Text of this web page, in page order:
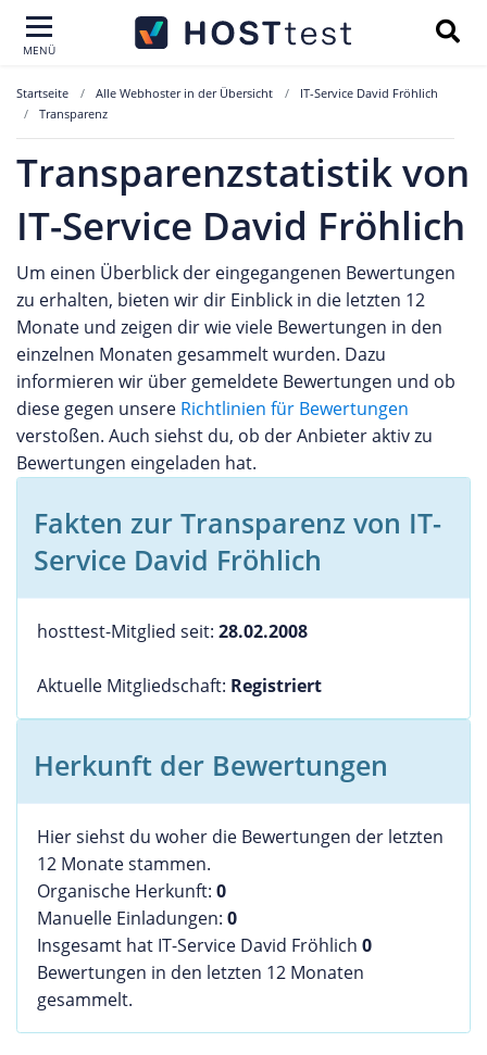
MENÜ
Startseite Alle Webhoster in der Übersicht
IT-Service David Fröhlich
Transparenz
Transparenzstatistik von
IT-Service David Fröhlich
Um einen Überblick der eingegangenen Bewertungen
zu erhalten, bieten wir dir Einblick in die letzten 12
Monate und zeigen dir wie viele Bewertungen in den
einzelnen Monaten gesammelt wurden. Dazu
informieren wir über gemeldete Bewertungen und ob
diese gegen unsere Richtlinien für Bewertungen
verstoßen. Auch siehst du, ob der Anbieter aktiv zu
Bewertungen eingeladen hat.
Fakten zur Transparenz von IT-
Service David Fröhlich
hosttest-Mitglied seit: 28.02.2008
Aktuelle Mitgliedschaft: Registriert
Herkunft der Bewertungen
Hier siehst du woher die Bewertungen der letzten
12 Monate stammen.
Organische Herkunft: 0
Manuelle Einladungen: 0
Insgesamt hat IT-Service David Fröhlich 0
Bewertungen in den letzten 12 Monaten
gesammelt.